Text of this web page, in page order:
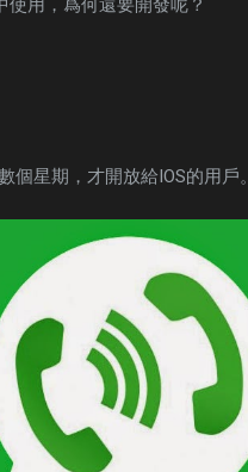
星期，才開放給IOS的用戶。